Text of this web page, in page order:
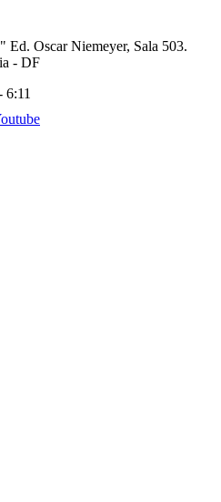
Oscar Niemeyer, Sala 503.
- DF
6:11